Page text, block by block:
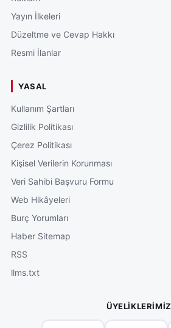
Yayın İlkeleri
Düzeltme ve Cevap Hakkı
Resmi İlanlar
YASAL
Kullanım Şartları
Gizlilik Politikası
Çerez Politikası
Kişisel Verilerin Korunması
Veri Sahibi Başvuru Formu
Web Hikâyeleri
Burç Yorumları
Haber Sitemap
RSS
llms.txt
ÜYELIKLERIMIZ